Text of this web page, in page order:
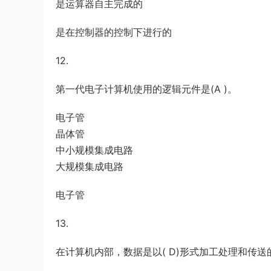
是运算器自主完成的
是在控制器的控制下进行的
12.
第一代电子计算机使用的逻辑元件是(A )。
电子管
晶体管
中小规模集成电路
大规模集成电路
电子管
13.
在计算机内部，数据是以( D)形式加工处理和传送